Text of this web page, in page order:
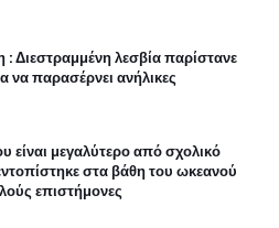
: Διεστραμμένη λεσβία παρίστανε
να παρασέρνει ανήλικες
είναι μεγαλύτερο από σχολικό
στα βάθη του ωκεανού
επιστήμονες